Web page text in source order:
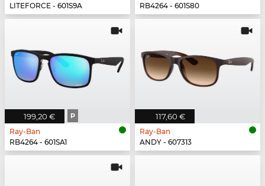
LITEFORCE - 601S9A
RB4264 - 601S80
199,20 € P
Ray-Ban
RB4264 - 601SA1
117,60 €
Ray-Ban
ANDY - 607313